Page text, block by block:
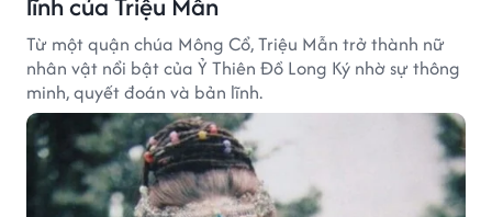
Từ một quận chúa Mông Cổ, Triệu Mẫn trở thành nữ
nhân vật nổi bật của Ỷ Thiên Đồ Long Ký nhờ sự thông
minh, quyết đoán và bản lĩnh.